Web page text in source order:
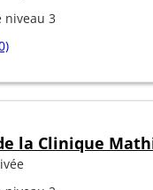
3
la Clinique